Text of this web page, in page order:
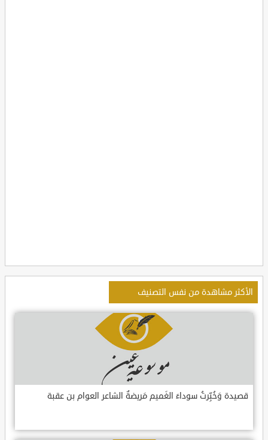
الأكثر مشاهدة من نفس التصنيف
قصيدة وَخُبِّرتُ سوداءَ الغَميم مَريضةٌ الشاعر العوام بن عقبة